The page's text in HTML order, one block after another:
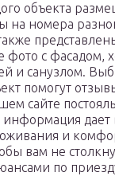
объекта
на номера
фото с фасадом,
и санузлом.
помогут
сайте
информация
и
вам не
по